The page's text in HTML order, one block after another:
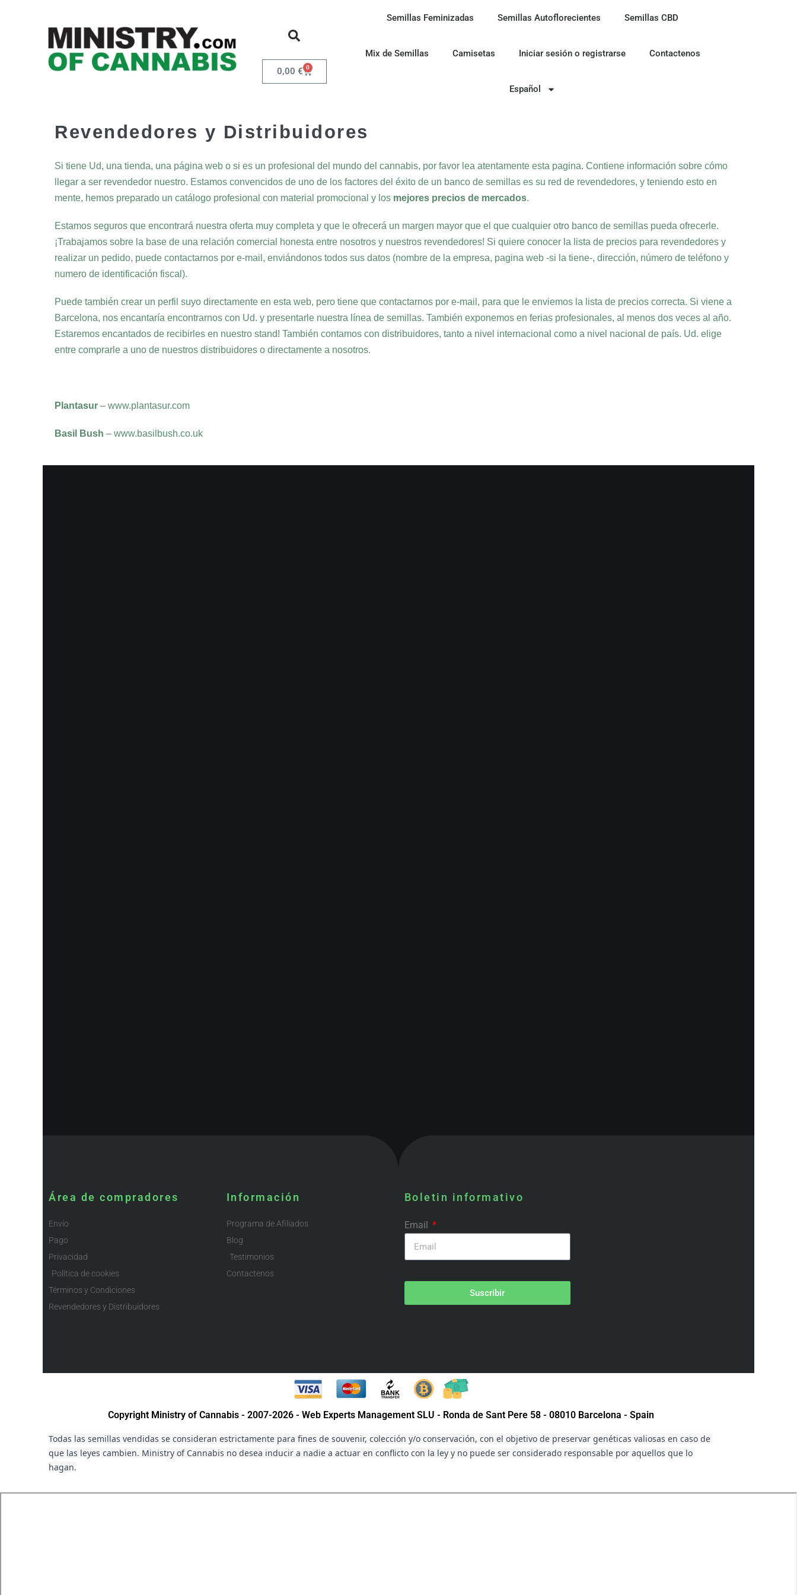
0,00 € 0
Semillas Feminizadas Semillas Autoflorecientes Semillas CBD
Mix de Semillas Camisetas Iniciar sesión o registrarse Contactenos
Español
Revendedores y Distribuidores
Si tiene Ud, una tienda, una página web o si es un profesional del mundo del cannabis, por favor lea atentamente esta pagina. Contiene información sobre cómo
llegar a ser revendedor nuestro. Estamos convencidos de uno de los factores del éxito de un banco de semillas es su red de revendedores, y teniendo esto en
mente, hemos preparado un catálogo profesional con material promocional y los mejores precios de mercados.
Estamos seguros que encontrará nuestra oferta muy completa y que le ofrecerá un margen mayor que el que cualquier otro banco de semillas pueda ofrecerle.
¡Trabajamos sobre la base de una relación comercial honesta entre nosotros y nuestros revendedores! Si quiere conocer la lista de precios para revendedores y
realizar un pedido, puede contactarnos por e-mail, enviándonos todos sus datos (nombre de la empresa, pagina web -si la tiene-, dirección, número de teléfono y
numero de identificación fiscal).
Puede también crear un perfil suyo directamente en esta web, pero tiene que contactarnos por e-mail, para que le enviemos la lista de precios correcta. Si viene a
Barcelona, nos encantaría encontrarnos con Ud. y presentarle nuestra línea de semillas. También exponemos en ferias profesionales, al menos dos veces al año.
Estaremos encantados de recibirles en nuestro stand! También contamos con distribuidores, tanto a nivel internacional como a nivel nacional de país. Ud. elige
entre comprarle a uno de nuestros distribuidores o directamente a nosotros.
Plantasur – www.plantasur.com
Basil Bush – www.basilbush.co.uk
Área de compradores
Envío
Pago
Privacidad
Política de cookies
Términos y Condiciones
Revendedores y Distribuidores
Información
Programa de Afiliados
Blog
Testimonios
Contactenos
Boletin informativo
Email
Suscribir
Copyright Ministry of Cannabis - 2007-2026 - Web Experts Management SLU - Ronda de Sant Pere 58 - 08010 Barcelona - Spain
Todas las semillas vendidas se consideran estrictamente para fines de souvenir, colección y/o conservación, con el objetivo de preservar genéticas valiosas en caso de
que las leyes cambien. Ministry of Cannabis no desea inducir a nadie a actuar en conflicto con la ley y no puede ser considerado responsable por aquellos que lo
hagan.